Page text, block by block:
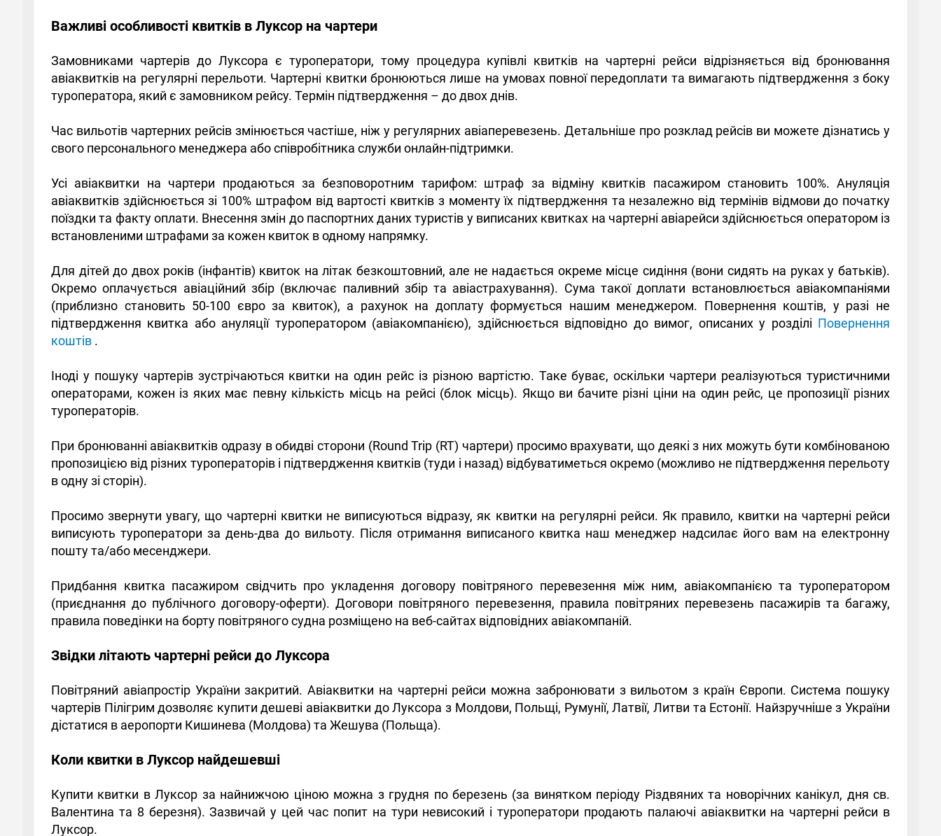
Важливі особливості квитків в Луксор на чартери
Замовниками чартерів до Луксора є туроператори, тому процедура купівлі квитків на чартерні рейси відрізняється від бронювання
авіаквитків на регулярні перельоти. Чартерні квитки бронюються лише на умовах повної передоплати та вимагають підтвердження з боку
туроператора, який є замовником рейсу. Термін підтвердження – до двох днів.
Час вильотів чартерних рейсів змінюється частіше, ніж у регулярних авіаперевезень. Детальніше про розклад рейсів ви можете дізнатись у
свого персонального менеджера або співробітника служби онлайн-підтримки.
Усі авіаквитки на чартери продаються за безповоротним тарифом: штраф за відміну квитків пасажиром становить 100%. Ануляція
авіаквитків здійснюється зі 100% штрафом від вартості квитків з моменту їх підтвердження та незалежно від термінів відмови до початку
поїздки та факту оплати. Внесення змін до паспортних даних туристів у виписаних квитках на чартерні авіарейси здійснюється оператором із
встановленими штрафами за кожен квиток в одному напрямку.
Для дітей до двох років (інфантів) квиток на літак безкоштовний, але не надається окреме місце сидіння (вони сидять на руках у батьків).
Окремо оплачується авіаційний збір (включає паливний збір та авіастрахування). Сума такої доплати встановлюється авіакомпаніями
(приблизно становить 50-100 євро за квиток), а рахунок на доплату формується нашим менеджером. Повернення коштів, у разі не
підтвердження квитка або ануляції туроператором (авіакомпанією), здійснюється відповідно до вимог, описаних у розділі Повернення
коштів .
Іноді у пошуку чартерів зустрічаються квитки на один рейс із різною вартістю. Таке буває, оскільки чартери реалізуються туристичними
операторами, кожен із яких має певну кількість місць на рейсі (блок місць). Якщо ви бачите різні ціни на один рейс, це пропозиції різних
туроператорів.
При бронюванні авіаквитків одразу в обидві сторони (Round Trip (RT) чартери) просимо врахувати, що деякі з них можуть бути комбінованою
пропозицією від різних туроператорів і підтвердження квитків (туди і назад) відбуватиметься окремо (можливо не підтвердження перельоту
в одну зі сторін).
Просимо звернути увагу, що чартерні квитки не виписуються відразу, як квитки на регулярні рейси. Як правило, квитки на чартерні рейси
виписують туроператори за день-два до вильоту. Після отримання виписаного квитка наш менеджер надсилає його вам на електронну
пошту та/або месенджери.
Придбання квитка пасажиром свідчить про укладення договору повітряного перевезення між ним, авіакомпанією та туроператором
(приєднання до публічного договору-оферти). Договори повітряного перевезення, правила повітряних перевезень пасажирів та багажу,
правила поведінки на борту повітряного судна розміщено на веб-сайтах відповідних авіакомпаній.
Звідки літають чартерні рейси до Луксора
Повітряний авіапростір України закритий. Авіаквитки на чартерні рейси можна забронювати з вильотом з країн Європи. Система пошуку
чартерів Пілігрим дозволяє купити дешеві авіаквитки до Луксора з Молдови, Польщі, Румунії, Латвії, Литви та Естонії. Найзручніше з України
дістатися в аеропорти Кишинева (Молдова) та Жешува (Польща).
Коли квитки в Луксор найдешевші
Купити квитки в Луксор за найнижчою ціною можна з грудня по березень (за винятком періоду Різдвяних та новорічних канікул, дня св.
Валентина та 8 березня). Зазвичай у цей час попит на тури невисокий і туроператори продають палаючі авіаквитки на чартерні рейси в
Луксор.